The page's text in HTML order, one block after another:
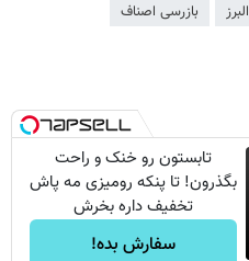
بازرسی اصناف
تابستون رو خنک و راحت
بگذرون! تا پنکه رومیزی مه پاش
تخفیف داره بخرش
سفارش بده!